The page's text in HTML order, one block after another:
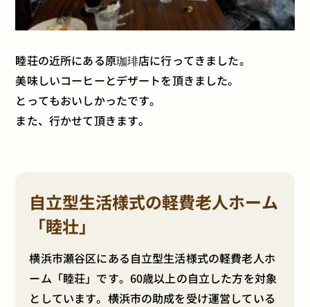
睦荘の近所にある原珈琲店に行ってきました。
美味しいコーヒーとデザートを頂きました。
とってもおいしかったです。
また、行かせて頂きます。
自立型生活様式の軽費老人ホーム
「睦壮」
横浜市瀬谷区にある自立型生活様式の軽費老人ホ
ーム「睦荘」です。60歳以上の自立した方を対象
としています。横浜市の助成を受け運営している